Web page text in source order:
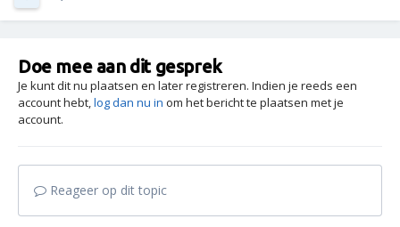
Doe mee aan dit gesprek
Je kunt dit nu plaatsen en later registreren. Indien je reeds een
account hebt,log dan nu in om het bericht te plaatsen met je
account.
Reageer op dit topic